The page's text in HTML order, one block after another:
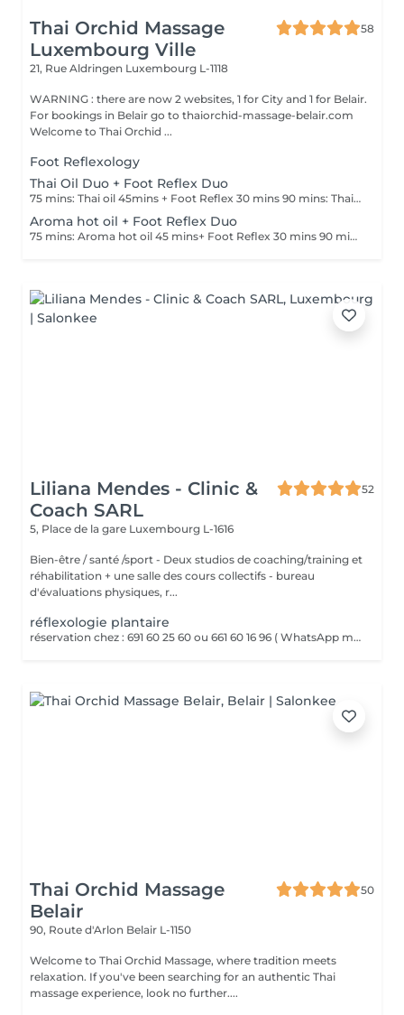
Thai Orchid Massage
Luxembourg Ville
58
21, Rue Aldringen Luxembourg L-1118
WARNING : there are now 2 websites, 1 for City and 1 for Belair.
For bookings in Belair go to thaiorchid-massage-belair.com
Welcome to Thai Orchid ...
Foot Reflexology
Thai Oil Duo + Foot Reflex Duo
75 mins: Thai oil 45mins + Foot Reflex 30 mins 90 mins: Thai oil 60mins + Foot Reflex 30 mins
Aroma hot oil + Foot Reflex Duo
75 mins: Aroma hot oil 45 mins+ Foot Reflex 30 mins 90 mins : Aroma hot oil 60 mins+ Foot Reflex 30 mins.
Liliana Mendes - Clinic &
Coach SARL
52
5, Place de la gare Luxembourg L-1616
Bien-être / santé /sport - Deux studios de coaching/training et
réhabilitation + une salle des cours collectifs - bureau
d'évaluations physiques, r...
réflexologie plantaire
réservation chez : 691 60 25 60 ou 661 60 16 96 ( WhatsApp msg ) La réflexologie plantaire est un massage des pieds basé sur le principe que chaque zone du pied correspond à un organe ou une partie du corps. Par des pressions ciblées sur ces points réflexes, elle vise à rééquilibrer l'organisme, favoriser la détente et stimuler les fonctions naturelles du corps.
Thai Orchid Massage
Belair
50
90, Route d'Arlon Belair L-1150
Welcome to Thai Orchid Massage, where tradition meets
relaxation. If you've been searching for an authentic Thai
massage experience, look no further....